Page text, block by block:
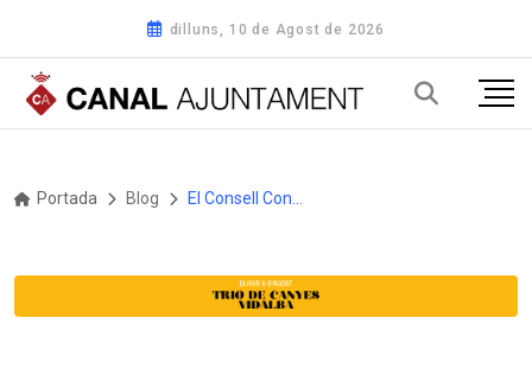
dilluns, 10 de Agost de 2026
Portada Blog